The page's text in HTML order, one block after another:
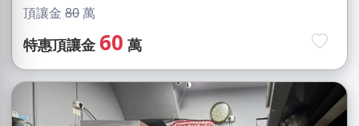
頂讓金 80萬
特惠頂讓金 60 萬